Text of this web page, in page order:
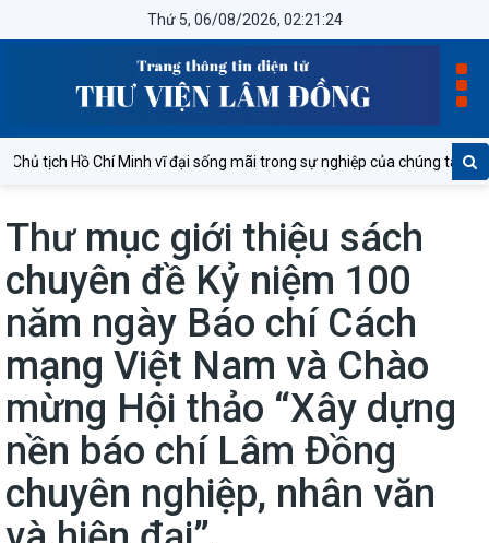
Thứ 5, 06/08/2026, 02:21:24
Chủ tịch Hồ Chí Minh vĩ đại sống mãi trong sự nghiệp của chúng ta!
Thư mục giới thiệu sách
chuyên đề Kỷ niệm 100
năm ngày Báo chí Cách
mạng Việt Nam và Chào
mừng Hội thảo “Xây dựng
nền báo chí Lâm Đồng
chuyên nghiệp, nhân văn